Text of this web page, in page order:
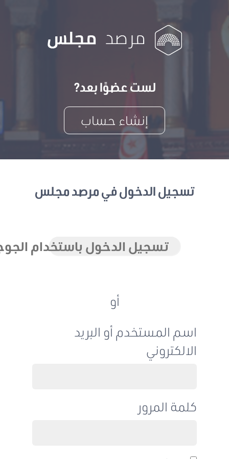
لست عضوًا بعد?
إنشاء حساب
تسجيل الدخول في مرصد مجلس
تسجيل الدخول باستخدام الجوجل
اسم المستخدم أو البريد
الالكتروني
كلمة المرور